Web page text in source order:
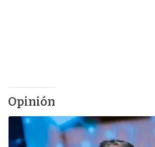
Opinión